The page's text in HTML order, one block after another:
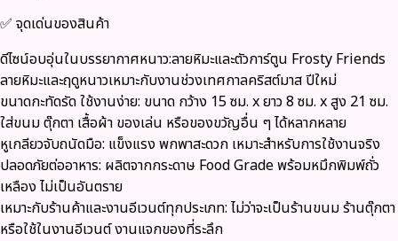
✅ จุดเด่นของสินค้า
ดีไซน์อบอุ่นในบรรยากาศหนาว:ลายหิมะและตัวการ์ตูน Frosty Friends
ลายหิมะและฤดูหนาวเหมาะกับงานช่วงเทศกาลคริสต์มาส ปีใหม่
ขนาดกะทัดรัด ใช้งานง่าย: ขนาด กว้าง 15 ซม. x ยาว 8 ซม. x สูง 21 ซม.
ใส่ขนม ตุ๊กตา เสื้อผ้า ของเล่น หรือของขวัญอื่น ๆ ได้หลากหลาย
หูเกลียวจับถนัดมือ: แข็งแรง พกพาสะดวก เหมาะสำหรับการใช้งานจริง
ปลอดภัยต่ออาหาร: ผลิตจากกระดาษ Food Grade พร้อมหมึกพิมพ์ถั่ว
เหลือง ไม่เป็นอันตราย
เหมาะกับร้านค้าและงานอีเวนต์ทุกประเภท: ไม่ว่าจะเป็นร้านขนม ร้านตุ๊กตา
หรือใช้ในงานอีเวนต์ งานแจกของที่ระลึก